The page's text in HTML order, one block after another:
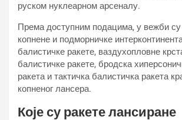
руском нуклеарном арсеналу.
Према доступним подацима, у вежби
копнене и подморничке
балистичке ракете, ваздухопловне
балистичке ракете, бродска
ракета и тактичка балистичка ракета
копненог лансера.
Које су ракете лансиране